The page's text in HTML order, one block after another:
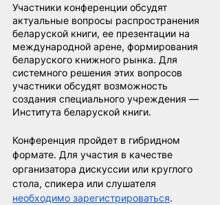
Участники конференции обсудят
актуальные вопросы распространения
беларуской книги, ее презентации на
международной арене, формирования
беларуского книжного рынка. Для
системного решения этих вопросов
участники обсудят возможность
создания специального учреждения —
Института беларуской книги.
Конференция пройдет в гибридном
формате. Для участия в качестве
организатора дискуссии или круглого
стола, спикера или слушателя
необходимо зарегистрироваться.